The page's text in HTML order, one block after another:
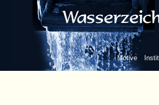
Motive
Marken
Buchstaben/Ziffern